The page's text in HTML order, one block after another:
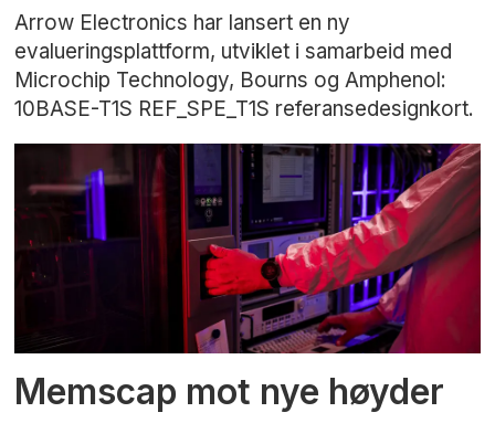
Arrow Electronics har lansert en ny
evalueringsplattform, utviklet i samarbeid med
Microchip Technology, Bourns og Amphenol:
10BASE-T1S REF_SPE_T1S referansedesignkort.
Memscap mot nye høyder